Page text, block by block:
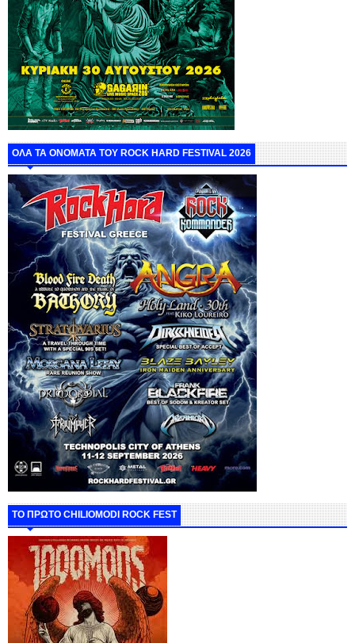
ΟΛΑ ΤΑ ΟΝΟΜΑΤΑ ΤΟΥ ROCK HARD FESTIVAL 2026
ΤΟ ΠΡΩΤΟ CHILIOMODI ROCK FEST